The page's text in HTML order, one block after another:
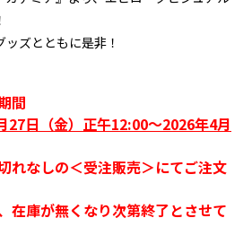
ズとともに是非！
間
27日（金）正午12:00～2026年4月
れなしの＜受注販売＞にてご注文
在庫が無くなり次第終了とさせて